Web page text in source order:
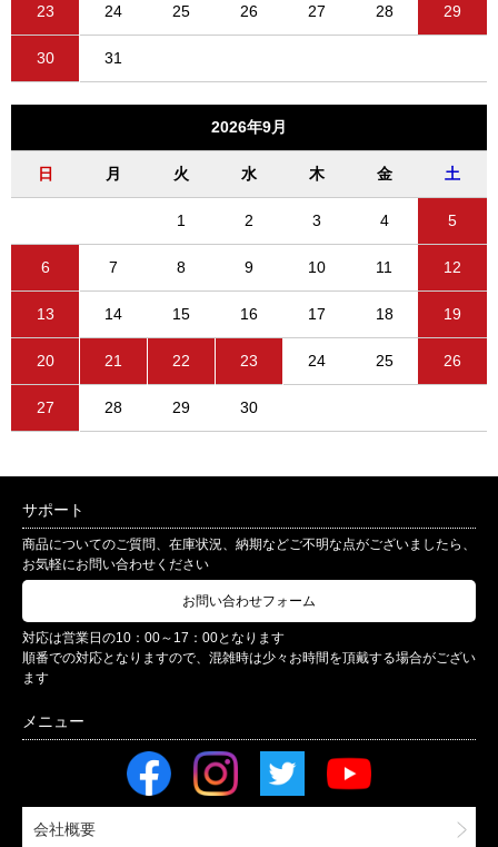
23 24 25 26 27 28 29
30 31
2026年9月
日 月 火 水 木 金 土
1 2 3 4 5
6 7 8 9 10 11 12
13 14 15 16 17 18 19
20 21 22 23 24 25 26
27 28 29 30
サポート
商品についてのご質問、在庫状況、納期などご不明な点がございましたら、
お気軽にお問い合わせください
お問い合わせフォーム
対応は営業日の10：00～17：00となります
順番での対応となりますので、混雑時は少々お時間を頂戴する場合がござい
ます
会社概要